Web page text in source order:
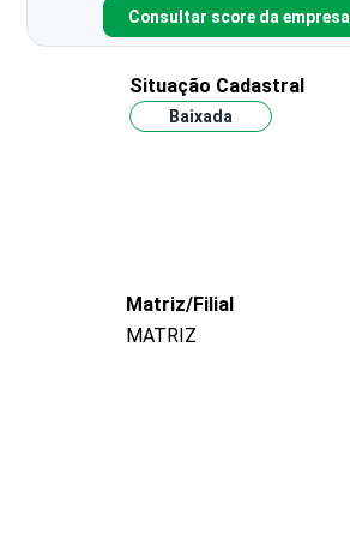
Consultar score da empresa
Situação Cadastral
Baixada
Matriz/Filial
MATRIZ